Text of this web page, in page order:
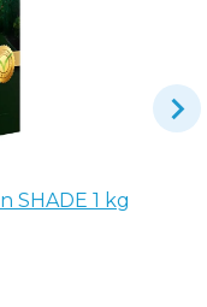
SHADE 1 kg